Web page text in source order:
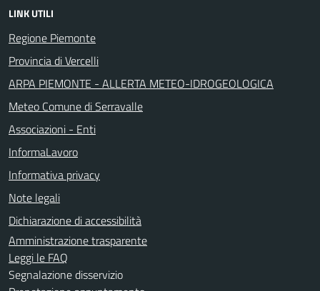
LINK UTILI
Regione Piemonte
Provincia di Vercelli
ARPA PIEMONTE - ALLERTA METEO-IDROGEOLOGICA
Meteo Comune di Serravalle
Associazioni - Enti
InformaLavoro
Informativa privacy
Note legali
Dichiarazione di accessibilità
Amministrazione trasparente
Leggi le FAQ
Segnalazione disservizio